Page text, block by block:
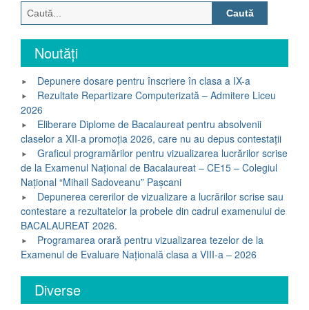
Caută
după:
Noutăți
Depunere dosare pentru înscriere în clasa a IX-a
Rezultate Repartizare Computerizată – Admitere Liceu
2026
Eliberare Diplome de Bacalaureat pentru absolvenii
claselor a XII-a promoția 2026, care nu au depus contestații
Graficul programărilor pentru vizualizarea lucrărilor scrise
de la Examenul Național de Bacalaureat – CE15 – Colegiul
Național “Mihail Sadoveanu” Pașcani
Depunerea cererilor de vizualizare a lucrărilor scrise sau
contestare a rezultatelor la probele din cadrul examenului de
BACALAUREAT 2026.
Programarea orară pentru vizualizarea tezelor de la
Examenul de Evaluare Națională clasa a VIII-a – 2026
Diverse